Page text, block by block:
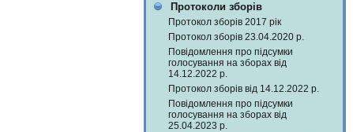
Протоколи зборів
Протокол зборів 2017 рік
Протокол зборів 23.04.2020 р.
Повідомлення про підсумки
голосування на зборах від
14.12.2022 р.
Протокол зборів від 14.12.2022 р.
Повідомлення про підсумки
голосування на зборах від
25.04.2023 р.